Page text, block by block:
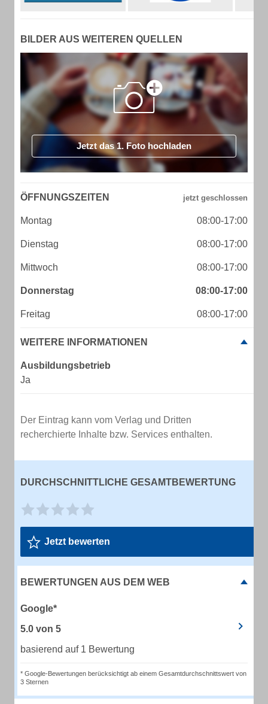
BILDER AUS WEITEREN QUELLEN
Jetzt das 1. Foto hochladen
ÖFFNUNGSZEITEN
Montag 08:00-17:00
Dienstag 08:00-17:00
Mittwoch 08:00-17:00
Donnerstag 08:00-17:00
Freitag 08:00-17:00
WEITERE INFORMATIONEN
Ausbildungsbetrieb
Ja
Der Eintrag kann vom Verlag und Dritten
recherchierte Inhalte bzw. Services enthalten.
DURCHSCHNITTLICHE GESAMTBEWERTUNG
Jetzt bewerten
BEWERTUNGEN AUS DEM WEB
Google*
5.0 von 5
basierend auf 1 Bewertung
* Google-Bewertungen berücksichtigt ab einem Gesamtdurchschnittswert von
3 Sternen